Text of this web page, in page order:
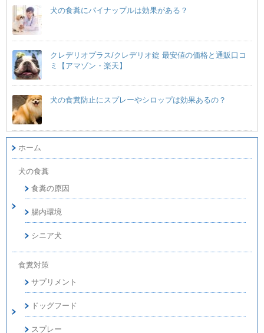
犬の食糞にパイナップルは効果がある？
クレデリオプラス/クレデリオ錠 最安値の価格と通販口コ
ミ【アマゾン・楽天】
犬の食糞防止にスプレーやシロップは効果あるの？
ホーム
犬の食糞
食糞の原因
腸内環境
シニア犬
食糞対策
サプリメント
ドッグフード
スプレー